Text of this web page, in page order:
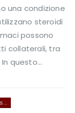
una condizione
steroidi
possono
collaterali, tra
questo...
...